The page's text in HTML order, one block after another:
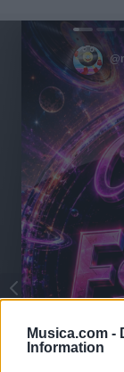
Musica.com -
Information